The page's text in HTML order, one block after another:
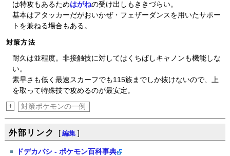
は特攻もあるためはがねの受け出しもききづらい。
基本はアタッカーだがおいかぜ・フェザーダンスを用いたサポー
トを兼ねる場合もある。
対策方法
耐久は並程度。非接触技に対してはくちばしキャノンも機能しな
い。
素早さも低く最速スカーフでも115族までしか抜けないので、上
を取って特殊技で攻めるのが最安定。
+ 対策ポケモンの一例
外部リンク [ 編集 ]
ドデカバシ - ポケモン百科事典